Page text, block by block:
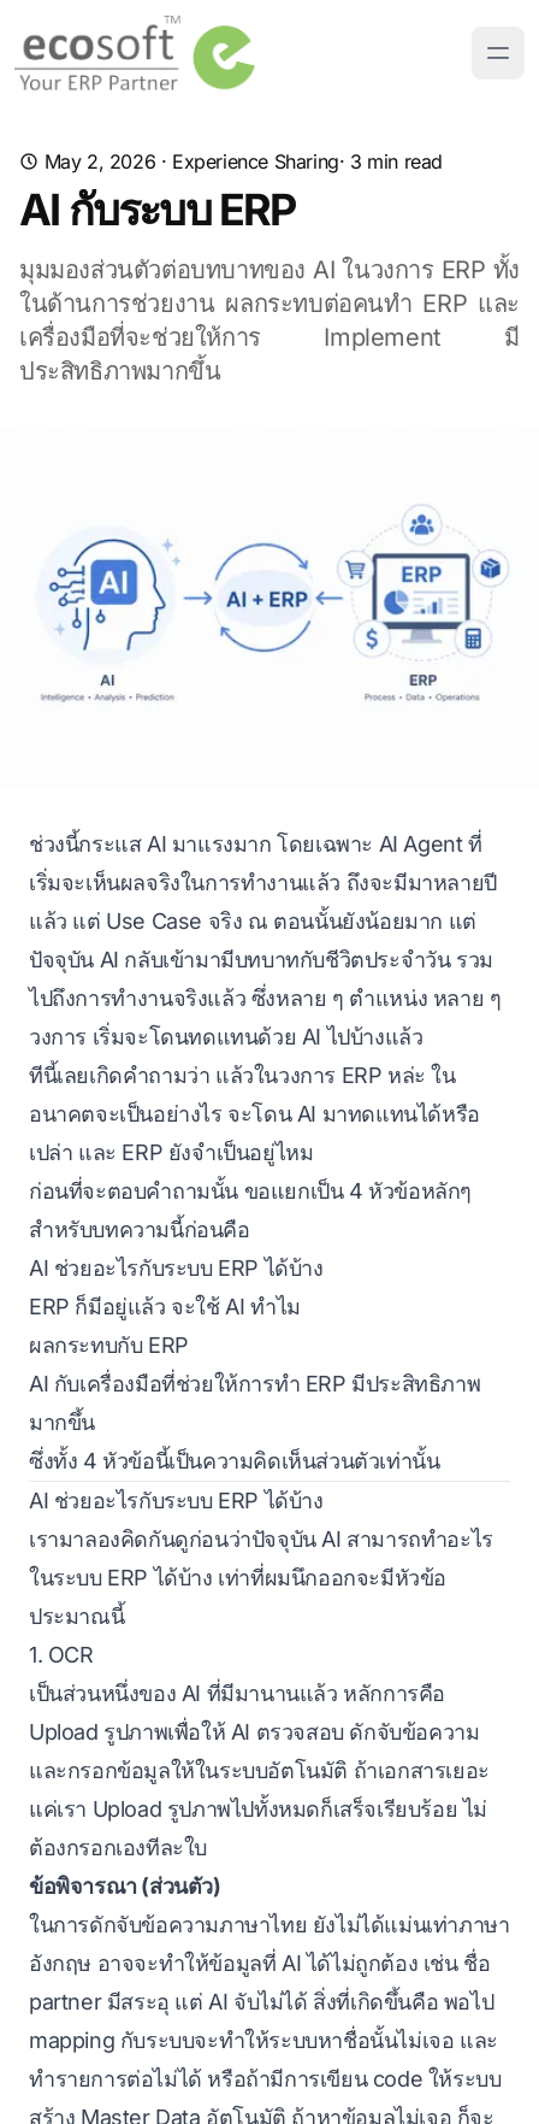
May 2, 2026 · Experience Sharing· 3 min read
AI กับระบบ ERP
มุมมองส่วนตัวต่อบทบาทของ AI ในวงการ ERP ทั้ง
ในด้านการช่วยงาน ผลกระทบต่อคนทำ ERP และ
เครื่องมือที่จะช่วยให้การ Implement มี
ประสิทธิภาพมากขึ้น
ช่วงนี้กระแส AI มาแรงมาก โดยเฉพาะ AI Agent ที่
เริ่มจะเห็นผลจริงในการทำงานแล้ว ถึงจะมีมาหลายปี
แล้ว แต่ Use Case จริง ณ ตอนนั้นยังน้อยมาก แต่
ปัจจุบัน AI กลับเข้ามามีบทบาทกับชีวิตประจำวัน รวม
ไปถึงการทำงานจริงแล้ว ซึ่งหลาย ๆ ตำแหน่ง หลาย ๆ
วงการ เริ่มจะโดนทดแทนด้วย AI ไปบ้างแล้ว
ทีนี้เลยเกิดคำถามว่า แล้วในวงการ ERP หล่ะ ใน
อนาคตจะเป็นอย่างไร จะโดน AI มาทดแทนได้หรือ
เปล่า และ ERP ยังจำเป็นอยู่ไหม
ก่อนที่จะตอบคำถามนั้น ขอแยกเป็น 4 หัวข้อหลักๆ
สำหรับบทความนี้ก่อนคือ
AI ช่วยอะไรกับระบบ ERP ได้บ้าง
ERP ก็มีอยู่แล้ว จะใช้ AI ทำไม
ผลกระทบกับ ERP
AI กับเครื่องมือที่ช่วยให้การทำ ERP มีประสิทธิภาพ
มากขึ้น
ซึ่งทั้ง 4 หัวข้อนี้เป็นความคิดเห็นส่วนตัวเท่านั้น
AI ช่วยอะไรกับระบบ ERP ได้บ้าง
เรามาลองคิดกันดูก่อนว่าปัจจุบัน AI สามารถทำอะไร
ในระบบ ERP ได้บ้าง เท่าที่ผมนึกออกจะมีหัวข้อ
ประมาณนี้
1. OCR
เป็นส่วนหนึ่งของ AI ที่มีมานานแล้ว หลักการคือ
Upload รูปภาพเพื่อให้ AI ตรวจสอบ ดักจับข้อความ
และกรอกข้อมูลให้ในระบบอัตโนมัติ ถ้าเอกสารเยอะ
แค่เรา Upload รูปภาพไปทั้งหมดก็เสร็จเรียบร้อย ไม่
ต้องกรอกเองทีละใบ
ข้อพิจารณา (ส่วนตัว)
ในการดักจับข้อความภาษาไทย ยังไม่ได้แม่นเท่าภาษา
อังกฤษ อาจจะทำให้ข้อมูลที่ AI ได้ไม่ถูกต้อง เช่น ชื่อ
partner มีสระอุ แต่ AI จับไม่ได้ สิ่งที่เกิดขึ้นคือ พอไป
mapping กับระบบจะทำให้ระบบหาชื่อนั้นไม่เจอ และ
ทำรายการต่อไม่ได้ หรือถ้ามีการเขียน code ให้ระบบ
สร้าง Master Data อัตโนมัติ ถ้าหาข้อมูลไม่เจอ ก็จะ